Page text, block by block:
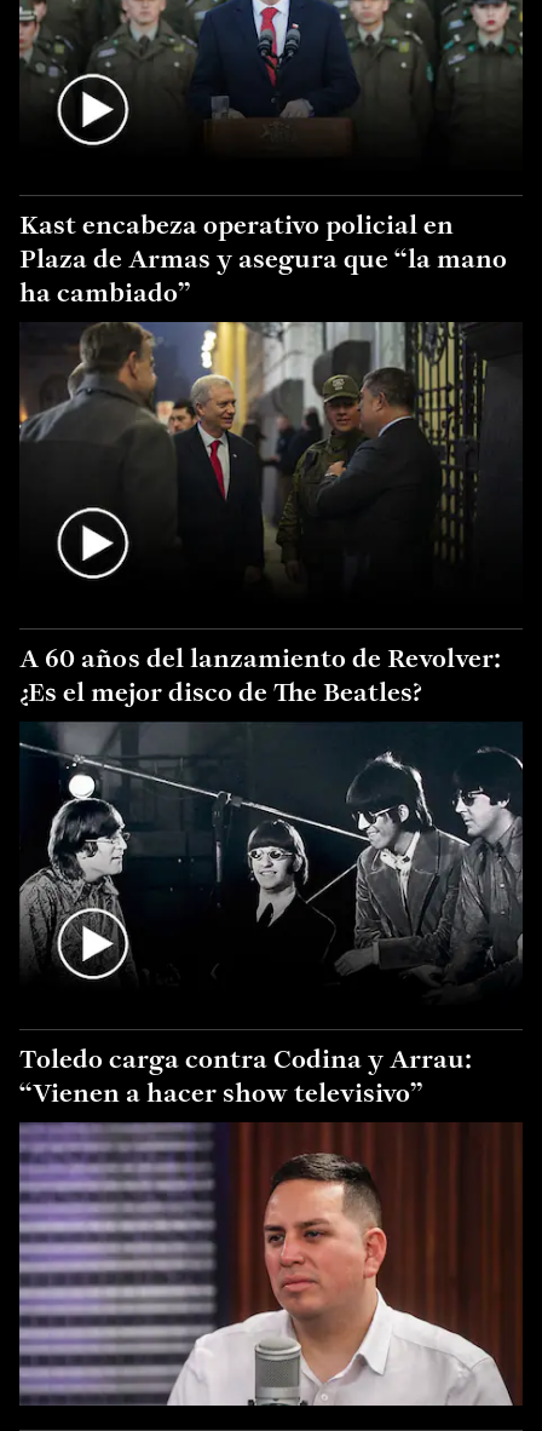
Kast encabeza operativo policial en
Plaza de Armas y asegura que “la mano
ha cambiado”
A 60 años del lanzamiento de Revolver:
¿Es el mejor disco de The Beatles?
Toledo carga contra Codina y Arrau:
“Vienen a hacer show televisivo”